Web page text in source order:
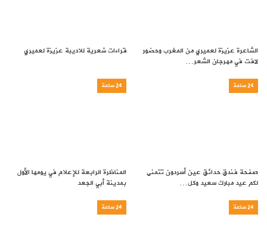
الشاعرة عزيزة لعميري من المغرب وحضور
لافت في مهرجان الشعر…
قراءات شعرية للاديبة عزيزة لعميري
24 ساعة
صفحة فندق حدائق عين أسردون تتمنى
لكم عيد مبارك سعيد وكل…
24 ساعة
المناظرة الرابعة للإعلام في يومها الأول
بمدينة أبي الجعد
24 ساعة 24 ساعة